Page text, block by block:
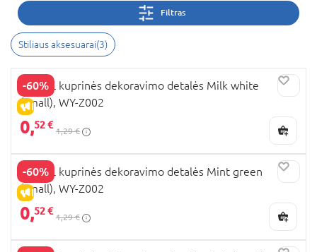
Filtras
Stiliaus aksesuarai(3)
-60%
IŠPARDAVIMAS
UPIXEL kuprinės dekoravimo detalės Milk white
(small), WY-Z002
0,52 €
1,29 €
-60%
IŠPARDAVIMAS
UPIXEL kuprinės dekoravimo detalės Mint green
(small), WY-Z002
0,52 €
1,29 €